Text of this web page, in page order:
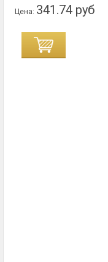
Цена: 341.74 руб